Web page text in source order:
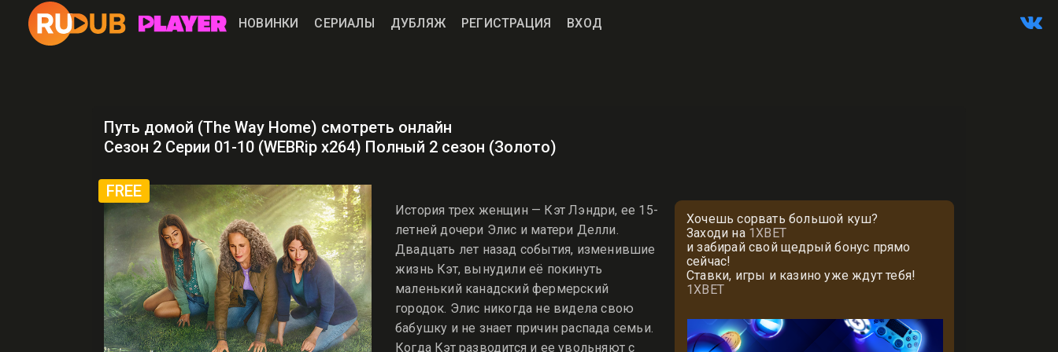
НОВИНКИ СЕРИАЛЫ ДУБЛЯЖ РЕГИСТРАЦИЯ ВХОД
Путь домой (The Way Home) смотреть онлайн
Сезон 2 Серии 01-10 (WEBRip x264) Полный 2 сезон (Золото)
FREE
Хочешь сорвать большой куш?
Заходи на 1XBET
и забирай свой щедрый бонус прямо
сейчас!
Ставки, игры и казино уже ждут тебя!
1XBET
История трех женщин — Кэт Лэндри, ее 15-
летней дочери Элис и матери Делли.
Двадцать лет назад события, изменившие
жизнь Кэт, вынудили её покинуть
маленький канадский фермерский
городок. Элис никогда не видела свою
бабушку и не знает причин распада семьи.
Когда Кэт разводится и ее увольняют с